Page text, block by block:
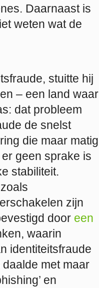
Daarnaast is
weten wat de
stuitte hij
– een land waar
dat probleem
de snelst
die maar matig
geen sprake is
stabiliteit.
zijn
door een
waarin
identiteitsfraude
daalde met maar
en